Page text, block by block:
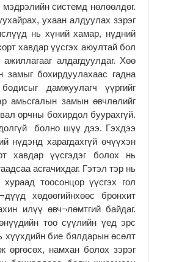
системд нөлөөлдөг.
ухаан алдуулах зэрэг
нь хүний хамар, нүдний
хавдар үүсгэх аюултай бол
алдагдуулдаг. Хөө
замыг бохирдуулахаас гадна
дамжуулагч үүргийг
амьсгалын замын өвчлөлийг
орчны бохирдол буурахгүй.
болно шүү дээ. Гэхдээ
нүдэнд харагдахгүй өчүүхэн
хавдар үүсгэдэг болох нь
асгачихдаг. Гэтэл тэр нь
тоосонцор үүсгэх гол
хөдөөгийнхөөс бронхит
илүү өвч¬лөмтгий байдаг.
тоо сүүлийн үед эрс
хүүхдийн бие бялдарын өсөлт
өргөсөх, намхан болох зэрэг